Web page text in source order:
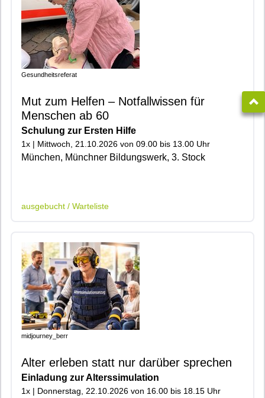
Gesundheitsreferat
Mut zum Helfen – Notfallwissen für
Menschen ab 60
Schulung zur Ersten Hilfe
1x | Mittwoch, 21.10.2026 von 09.00 bis 13.00 Uhr
München, Münchner Bildungswerk, 3. Stock
ausgebucht / Warteliste
midjourney_berr
Alter erleben statt nur darüber sprechen
Einladung zur Alterssimulation
1x | Donnerstag, 22.10.2026 von 16.00 bis 18.15 Uhr